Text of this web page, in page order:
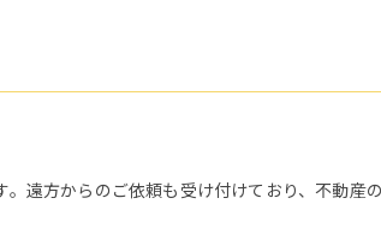
遠方からのご依頼も受け付けており、不動産